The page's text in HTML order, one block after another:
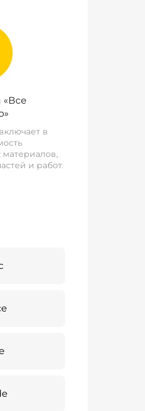
в
материалов,
и работ.